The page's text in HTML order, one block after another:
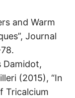
and Warm
Journal
Damidot,
(2015), “In
Tricalcium